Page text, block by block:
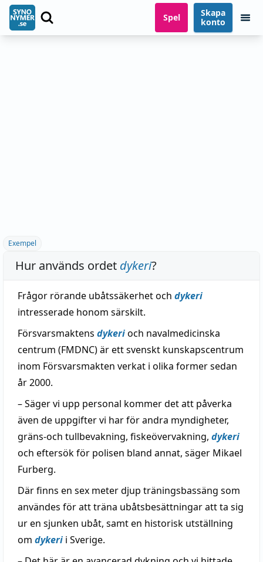
Spel
Skapa
konto
Exempel
Hur används ordet dykeri?
Frågor rörande ubåtssäkerhet och dykeri
intresserade honom särskilt.
Försvarsmaktens dykerioch navalmedicinska
centrum (FMDNC) är ett svenskt kunskapscentrum
inom Försvarsmakten verkat i olika former sedan
år 2000.
– Säger vi upp personal kommer det att påverka
även de uppgifter vi har för andra myndigheter,
gräns-och tullbevakning, fiskeövervakning, dykeri
och eftersök för polisen bland annat, säger Mikael
Furberg.
Där finns en sex meter djup träningsbassäng som
användes för att träna ubåtsbesättningar att ta sig
ur en sjunken ubåt, samt en historisk utställning
om dykeri i Sverige.